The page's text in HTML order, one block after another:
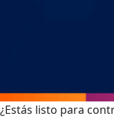
¿Estás listo para